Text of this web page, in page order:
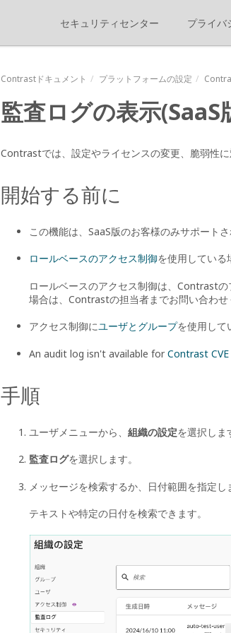
セキュリティセンター プライバ
Contrastドキュメント プラットフォームの設定
監査ログの表示(SaaS
Contrastでは、設定やライセンスの変更、脆弱性
開始する前に
この機能は、SaaS版のお客様のみサポート
ロールベースのアクセス制御を使用してい
ロールベースのアクセス制御は、Contrast
場合は、Contrastの担当者までお問い合わせ
アクセス制御にユーザとグループを使用して
An audit log isn't available for Contrast
手順
ユーザメニューから、 組織の設定を選択しま
監査ログを選択します。
メッセージを検索するか、日付範囲を指定し
テキストや特定の日付を検索できます。